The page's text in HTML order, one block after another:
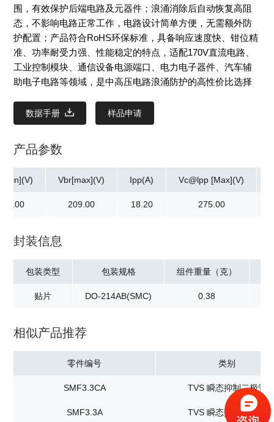
围，有效保护后端电路及元器件；浪涌消除后自动恢复高阻
态，不影响电路正常工作，电路设计简单方便，无需额外防
护配置；产品符合RoHS环保标准，具备响应速度快、钳位精
准、功率耐受力强、性能稳定的特点，适配170V直流电路、
工业控制模块、通信设备电源端口、电力电子器件、汽车辅
助电子电路等领域，是中高压电路浪涌防护的高性价比选择
数据手册 样品申请
产品参数
Vbr[max](V)
209.00
Ipp(A)
18.20
Vc@lpp [Max](V)
275.00
封装信息
包装类型
贴片
包装规格
DO-214AB(SMC)
组件重量（克）
0.38
相似产品推荐
零件编号 类别
SMF3.3CA TVS 瞬态抑制二极管
SMF3.3A TVS 瞬态抑制二极管